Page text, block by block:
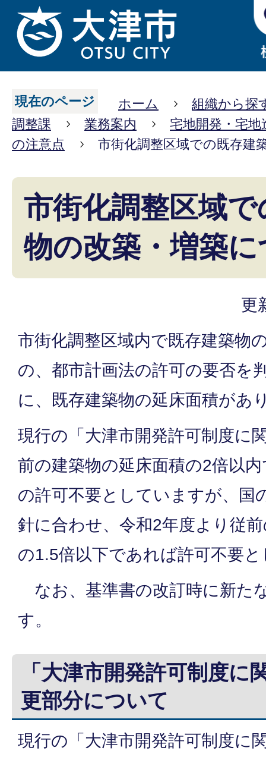
現在のページ ホーム
組織から探
調整課
業務案内
宅地開発・宅地
の注意点
市街化調整区域での既存建
市街化調整区域
物の改築・増築
更
市街化調整区域内で既存建築物
の、都市計画法の許可の要否を
に、既存建築物の延床面積があ
現行の「大津市開発許可制度に
前の建築物の延床面積の2倍以
の許可不要としていますが、国
針に合わせ、令和2年度より従
の1.5倍以下であれば許可不要
なお、基準書の改訂時に新た
す。
「大津市開発許可制度に
更部分について
現行の「大津市開発許可制度に